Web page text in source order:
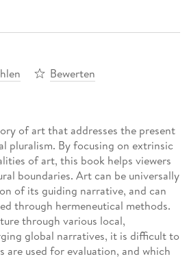
Bewerten
of art that addresses the present
pluralism. By focusing on extrinsic
of art, this book helps viewers
boundaries. Art can be universally
of its guiding narrative, and can
through hermeneutical methods.
through various local,
global narratives, it is difficult to
are used for evaluation, and which